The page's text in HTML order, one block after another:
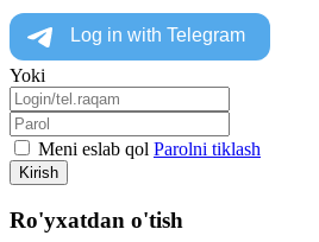
Yoki
Meni eslab qol Parolni tiklash
Kirish
Ro'yxatdan o'tish